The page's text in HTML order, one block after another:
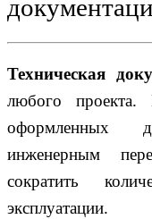
Техническая
любого проекта.
оформленных
инженерным
сократить
эксплуатации.